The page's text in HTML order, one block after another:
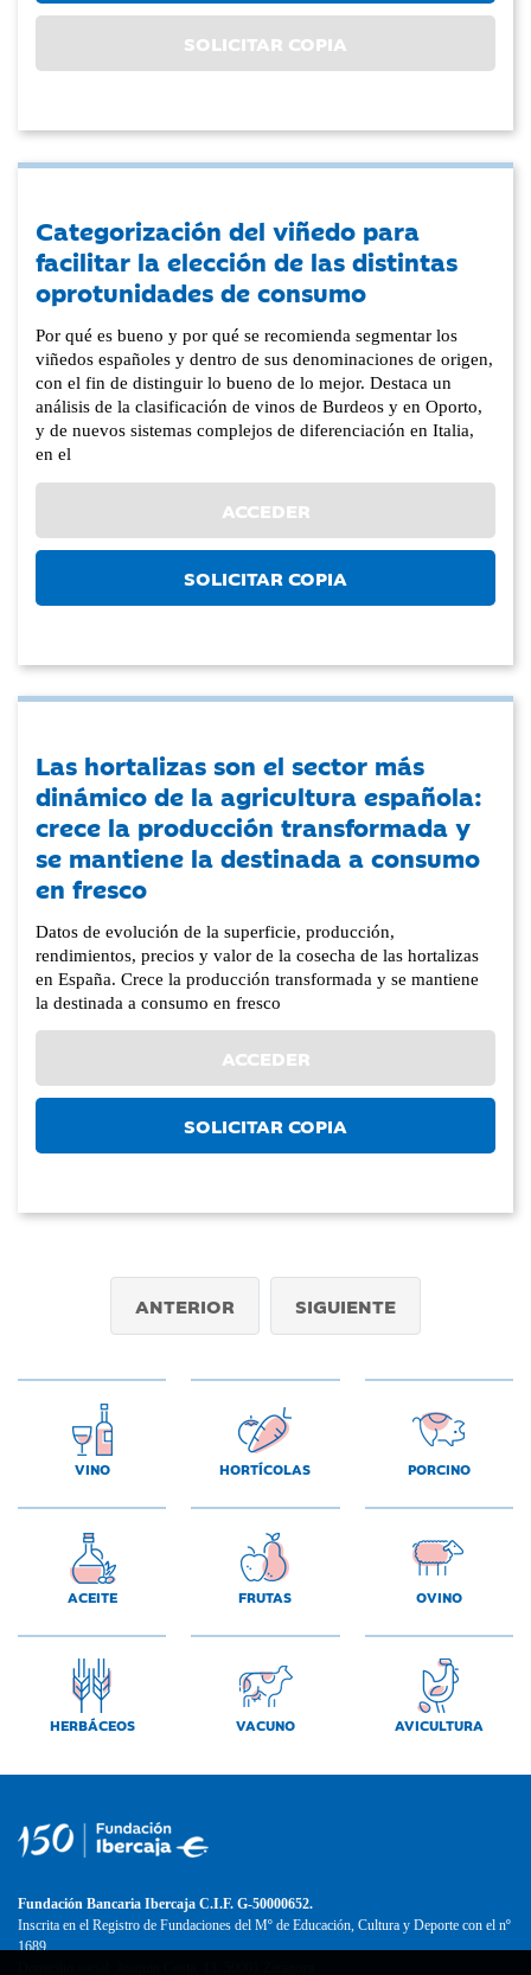
SOLICITAR COPIA
Categorización del viñedo para
facilitar la elección de las distintas
oprotunidades de consumo
Por qué es bueno y por qué se recomienda segmentar los
viñedos españoles y dentro de sus denominaciones de origen,
con el fin de distinguir lo bueno de lo mejor. Destaca un
análisis de la clasificación de vinos de Burdeos y en Oporto,
y de nuevos sistemas complejos de diferenciación en Italia,
en el
ACCEDER
SOLICITAR COPIA
Las hortalizas son el sector más
dinámico de la agricultura española:
crece la producción transformada y
se mantiene la destinada a consumo
en fresco
Datos de evolución de la superficie, producción,
rendimientos, precios y valor de la cosecha de las hortalizas
en España. Crece la producción transformada y se mantiene
la destinada a consumo en fresco
ACCEDER
SOLICITAR COPIA
ANTERIOR SIGUIENTE
VINO HORTÍCOLAS PORCINO
ACEITE FRUTAS OVINO
HERBÁCEOS VACUNO AVICULTURA
Fundación Bancaria Ibercaja C.I.F. G-50000652.
Inscrita en el Registro de Fundaciones del Mº de Educación, Cultura y Deporte con el nº
1689.